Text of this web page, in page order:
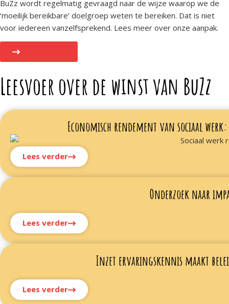
BuZz wordt regelmatig gevraagd naar de wijze waarop we de
‘moeilijk bereikbare’ doelgroep weten te bereiken. Dat is niet
voor iedereen vanzelfsprekend. Lees meer over onze aanpak.
Leesvoer over de winst van BuZz
Economisch rendement van sociaal
Lees verder
Onderzoek naar
Lees verder
Inzet ervaringskennis maakt
Lees verder